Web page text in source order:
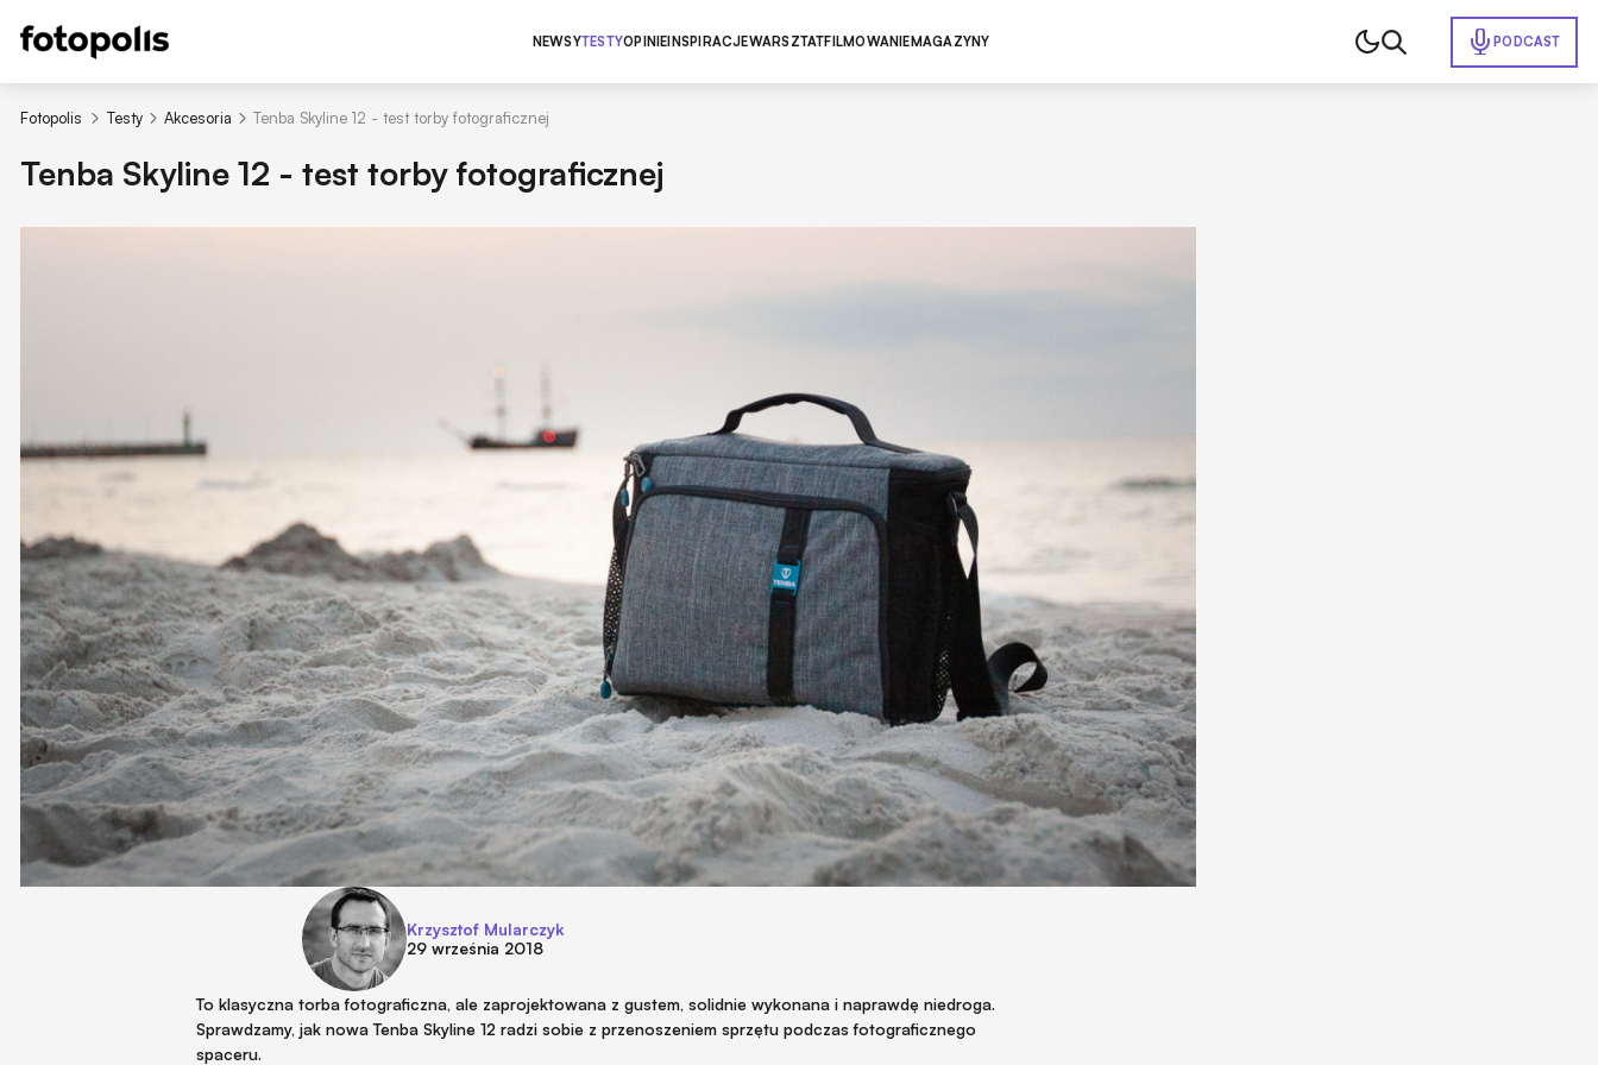
NEWSYTESTYOPINIEINSPIRACJEWARSZTATFILMOWANIEMAGAZYNY PODCAST
Fotopolis Testy Akcesoria Tenba Skyline 12 - test torby fotograficznej
Tenba Skyline 12 - test torby fotograficznej
Krzysztof Mularczyk
29 września 2018
To klasyczna torba fotograficzna, ale zaprojektowana z gustem, solidnie wykonana i naprawdę niedroga.
Sprawdzamy, jak nowa Tenba Skyline 12 radzi sobie z przenoszeniem sprzętu podczas fotograficznego
spaceru.